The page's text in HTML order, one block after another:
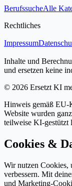
BerufssucheAlle
Rechtliches
Impressum
Inhalte und
und ersetzen keine
© 2026 Ersetzt KI
Hinweis gemäß
Website wurden
teilweise KI-gestützt
Cookies &
Wir nutzen Cookies,
verbessern. Mit
und Marketing-